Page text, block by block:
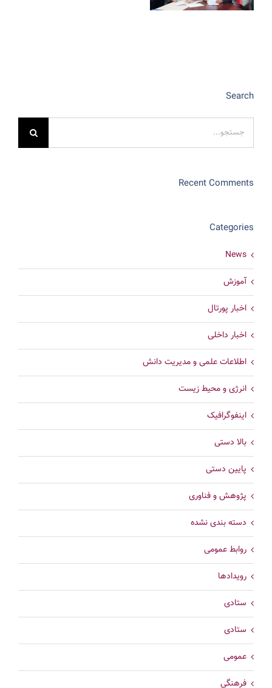
Search
برای:
Recent Comments
Categories
News
آموزش
اخبار پورتال
اخبار داخلی
اطلاعات علمی و مدیریت دانش
انرژی و محیط زیست
اینفوگرافیک
بالا دستی
پایین دستی
پژوهش و فناوری
دسته بندی نشده
روابط عمومی
رویدادها
ستادی
ستادی
عمومی
فرهنگی